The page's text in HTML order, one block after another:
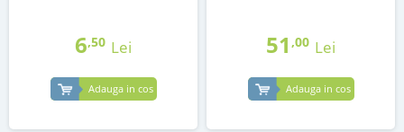
6,50 Lei
Adauga in cos
51 ,00 Lei
Adauga in cos